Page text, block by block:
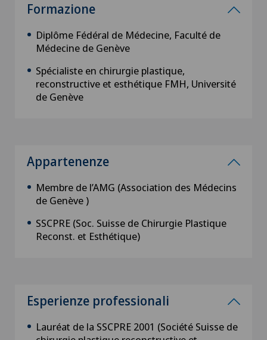
Formazione
Diplôme Fédéral de Médecine, Faculté de
Médecine de Genève
Spécialiste en chirurgie plastique,
reconstructive et esthétique FMH, Université
de Genève
Appartenenze
Membre de l’AMG (Association des Médecins
de Genève )
SSCPRE (Soc. Suisse de Chirurgie Plastique
Reconst. et Esthétique)
Esperienze professionali
Lauréat de la SSCPRE 2001 (Société Suisse de